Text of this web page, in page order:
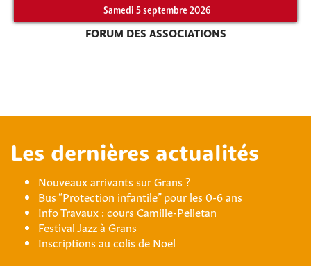
Samedi 5 septembre 2026
FORUM DES ASSOCIATIONS
Les dernières actualités
Nouveaux arrivants sur Grans ?
Bus “Protection infantile” pour les 0-6 ans
Info Travaux : cours Camille-Pelletan
Festival Jazz à Grans
Inscriptions au colis de Noël